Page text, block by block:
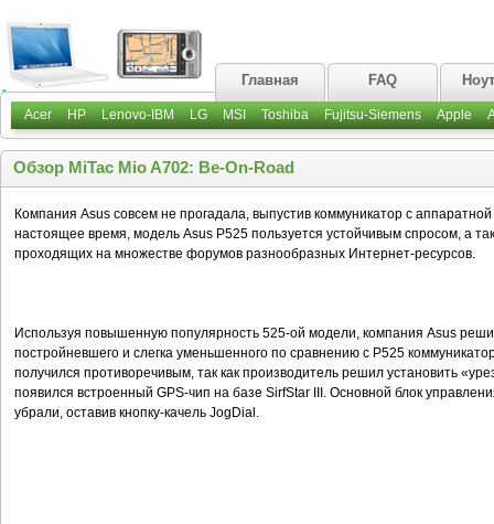
Главная FAQ
Acer HP Lenovo-IBM LG MSI Toshiba Fujitsu-Siemens Apple
Обзор MiTac Mio A702: Be-On-Road
Компания Asus совсем не прогадала, выпустив коммуникатор с
настоящее время, модель Asus P525 пользуется устойчивым спросом, а
проходящих на множестве форумов разнообразных Интернет-ресурсов.
Используя повышенную популярность 525-ой модели, компания Asus
постройневшего и слегка уменьшенного по сравнению с P525
получился противоречивым, так как производитель решил установить
появился встроенный GPS-чип на базе SirfStar III. Основной блок
убрали, оставив кнопку-качель JogDial.